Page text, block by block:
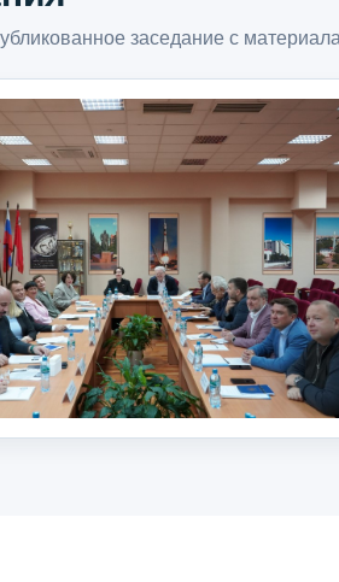
заседание с